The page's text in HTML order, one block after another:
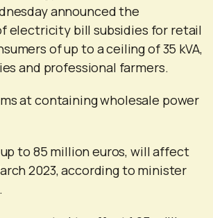
announced the
electricity bill subsidies for retail
of up to a ceiling of 35 kVA,
and professional farmers.
at containing wholesale power
to 85 million euros, will affect
2023, according to minister